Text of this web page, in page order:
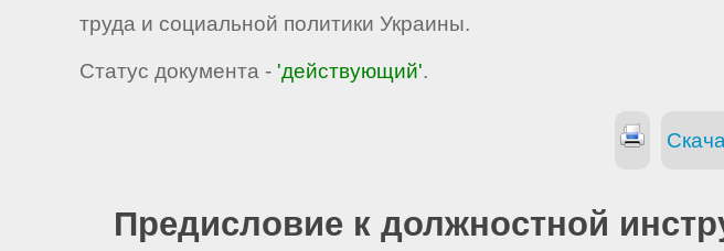
труда и социальной политики Украины.
Статус документа - 'действующий'.
Предисловие к должностной